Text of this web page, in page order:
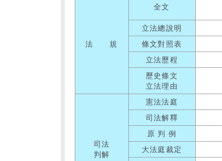
法 規
全文
立法總說明
條文對照表
立法歷程
歷史條文
立法理由
司法
判解
憲法法庭
司法解釋
原 判 例
大法庭裁定